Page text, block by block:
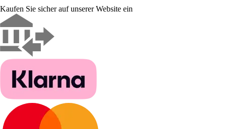
Kaufen Sie sicher auf unserer Website ein